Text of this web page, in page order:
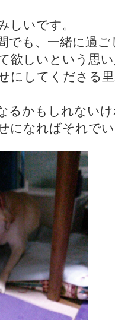
しいです。
でも、一緒に過
欲しいという思
にしてくださる
るかもしれない
になればそれで